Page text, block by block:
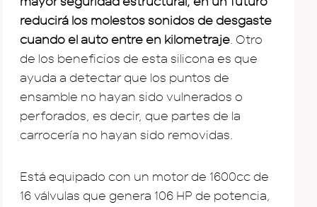
reducirá los molestos sonidos de desgaste
cuando el auto entre en kilometraje . Otro
de los beneficios de esta silicona es que
ayuda a detectar que los puntos de
ensamble no hayan sido vulnerados o
perforados, es decir, que partes de la
carrocería no hayan sido removidas.
Está equipado con un motor de 1600cc de
16 válvulas que genera 106 HP de potencia,